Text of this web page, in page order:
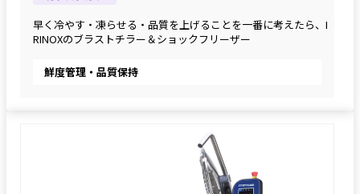
早く冷やす・凍らせる・品質を上げることを一番に考えたら、I
RINOXのブラストチラー＆ショックフリーザー
鮮度管理・品質保持